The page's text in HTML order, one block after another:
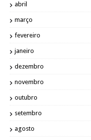
abril
março
fevereiro
janeiro
dezembro
novembro
outubro
setembro
agosto